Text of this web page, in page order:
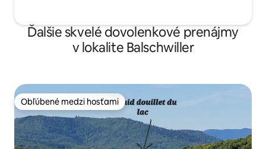
Ďalšie skvelé dovolenkové prenájmy
v lokalite Balschwiller
Obľúbené medzi hosťami
Obľúbené medzi hosťami